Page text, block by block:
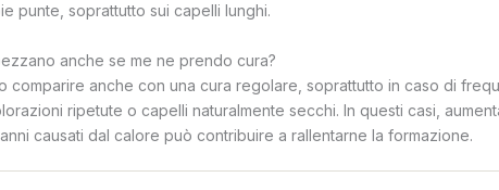
punte, soprattutto sui capelli lunghi.
anche se me ne prendo cura?
comparire anche con una cura regolare, soprattutto in caso di
ripetute o capelli naturalmente secchi. In questi casi,
causati dal calore può contribuire a rallentarne la formazione.